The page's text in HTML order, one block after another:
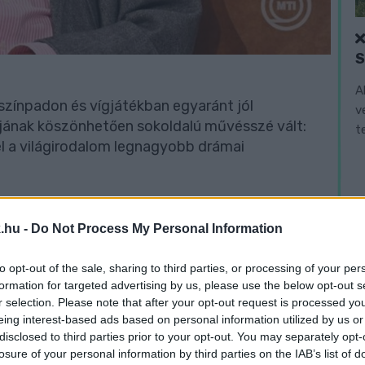
- Do Not Process My Personal Information
opt-out of the sale, sharing to third parties, or processing of your
for targeted advertising by us, please use the below opt-out
selection. Please note that after your opt-out request is processed
interest-based ads based on personal information utilized by us
to third parties prior to your opt-out. You may separately
of your personal information by third parties on the IAB’s list of
és vígjátékban egyaránt jól
köszönhetően sokoldalú művésszé vált:
világirodalom legnagyobb drámai
produkcióban nyújtott felejthetetlen alakítást,
(1966), a Kakuk Marci (1973), a
néhány boldog éve (1977), a Dóra jelenti
(1982 magyar-NSZK), az Elysium (1986 magyar-
expressz (1998), a Rendőrsztori (2000),
II. (2005), a Budakeszi srácok (2006) és